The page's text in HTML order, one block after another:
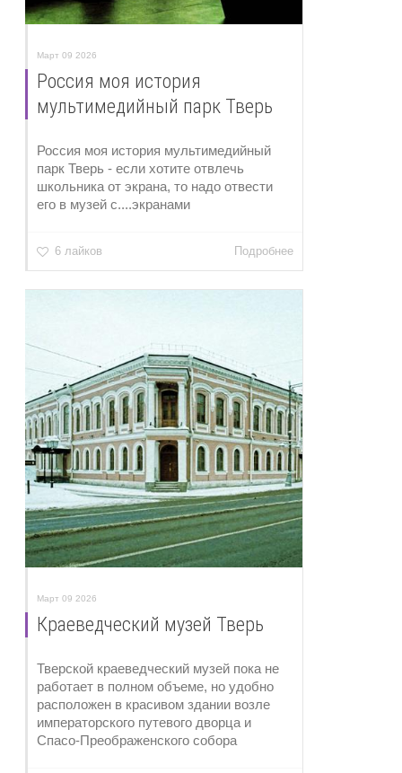
Март 09 2026
Россия моя история
мультимедийный парк Тверь
Россия моя история мультимедийный
парк Тверь - если хотите отвлечь
школьника от экрана, то надо отвести
его в музей с....экранами
6 лайков Подробнее
Март 09 2026
Краеведческий музей Тверь
Тверской краеведческий музей пока не
работает в полном объеме, но удобно
расположен в красивом здании возле
императорского путевого дворца и
Спасо-Преображенского собора